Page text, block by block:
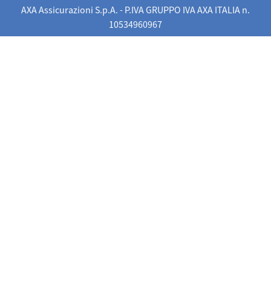
AXA Assicurazioni S.p.A. - P.IVA GRUPPO IVA AXA ITALIA n.
10534960967